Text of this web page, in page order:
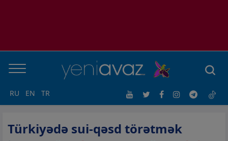
RU EN TR
Türkiyədə sui-qəsd törətmək